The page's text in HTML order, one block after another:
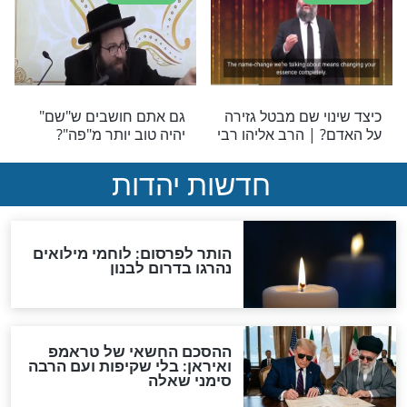
אליהו | רוח
של הבבא
איך ניתן לאהוב את מי
שמציק לי כל כך?
אשכנזי-צוואת
מהחורבן
לימים
קצר ולעניין
הגענו לעולם?